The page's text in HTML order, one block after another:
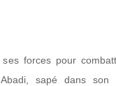
ses forces pour
sapé dans